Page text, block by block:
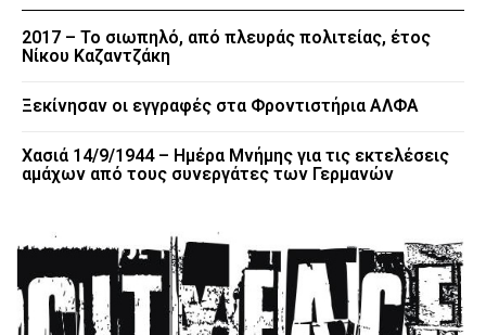
2017 – Το σιωπηλό, από πλευράς πολιτείας, έτος
Νίκου Καζαντζάκη
Ξεκίνησαν οι εγγραφές στα Φροντιστήρια ΑΛΦΑ
Χασιά 14/9/1944 – Ημέρα Μνήμης για τις εκτελέσεις
αμάχων από τους συνεργάτες των Γερμανών